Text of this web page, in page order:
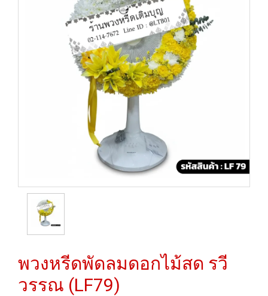
พวงหรีดพัดลมดอกไม้สด รวี
วรรณ (LF79)